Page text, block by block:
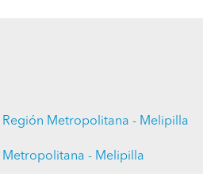
Metropolitana - Melipilla
Metropolitana - Melipilla